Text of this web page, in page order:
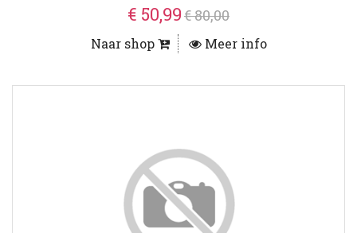
€ 50,99€ 80,00
Naar shop Meer info